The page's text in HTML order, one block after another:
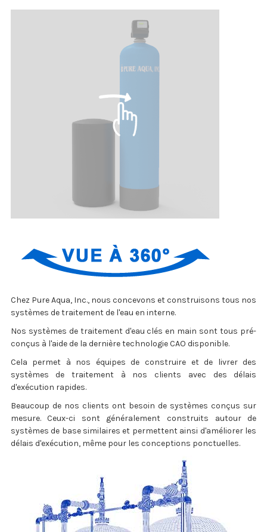
Chez Pure Aqua, Inc., nous concevons et construisons tous nos
systèmes de traitement de l'eau en interne.
Nos systèmes de traitement d'eau clés en main sont tous pré-
conçus à l'aide de la dernière technologie CAO disponible.
Cela permet à nos équipes de construire et de livrer des
systèmes de traitement à nos clients avec des délais
d'exécution rapides.
Beaucoup de nos clients ont besoin de systèmes conçus sur
mesure. Ceux-ci sont généralement construits autour de
systèmes de base similaires et permettent ainsi d'améliorer les
délais d'exécution, même pour les conceptions ponctuelles.